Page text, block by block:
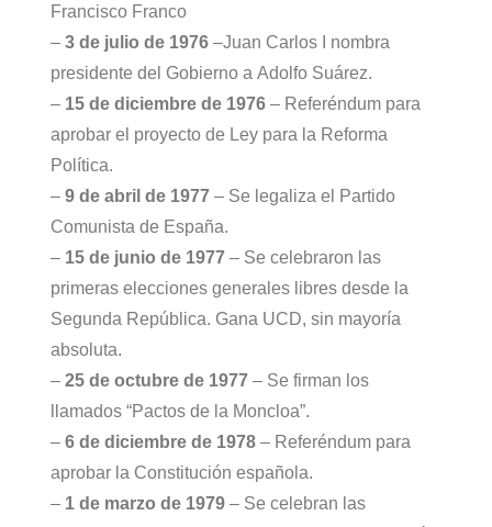
Francisco Franco
– 3 de julio de 1976–Juan Carlos I nombra
presidente del Gobierno a Adolfo Suárez.
– 15 de diciembre de 1976– Referéndum para
aprobar el proyecto de Ley para la Reforma
Política.
– 9 de abril de 1977– Se legaliza el Partido
Comunista de España.
– 15 de junio de 1977– Se celebraron las
primeras elecciones generales libres desde la
Segunda República. Gana UCD, sin mayoría
absoluta.
– 25 de octubre de 1977– Se firman los
llamados “Pactos de la Moncloa”.
– 6 de diciembre de 1978– Referéndum para
aprobar la Constitución española.
– 1 de marzo de 1979– Se celebran las